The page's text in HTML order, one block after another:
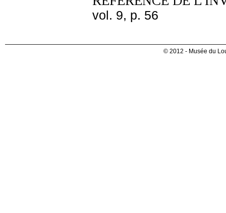
vol. 9, p. 56
© 2012 - Musée du